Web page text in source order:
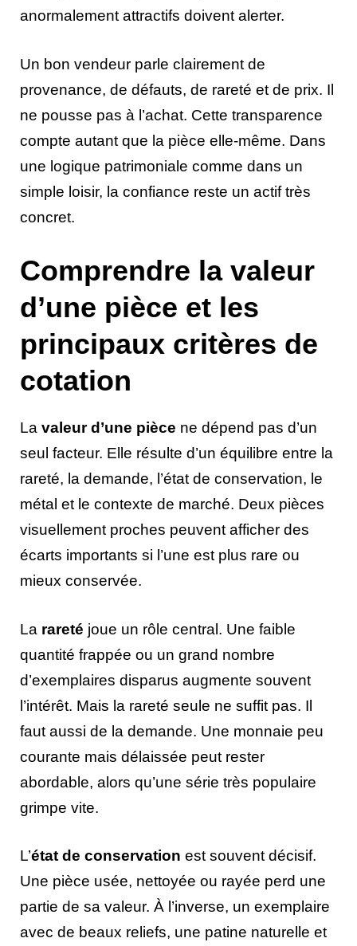
anormalement attractifs doivent alerter.
Un bon vendeur parle clairement de
provenance, de défauts, de rareté et de prix. Il
ne pousse pas à l’achat. Cette transparence
compte autant que la pièce elle-même. Dans
une logique patrimoniale comme dans un
simple loisir, la confiance reste un actif très
concret.
Comprendre la valeur
d’une pièce et les
principaux critères de
cotation
La valeur d’une pièce ne dépend pas d’un
seul facteur. Elle résulte d’un équilibre entre la
rareté, la demande, l’état de conservation, le
métal et le contexte de marché. Deux pièces
visuellement proches peuvent afficher des
écarts importants si l’une est plus rare ou
mieux conservée.
La rareté joue un rôle central. Une faible
quantité frappée ou un grand nombre
d’exemplaires disparus augmente souvent
l’intérêt. Mais la rareté seule ne suffit pas. Il
faut aussi de la demande. Une monnaie peu
courante mais délaissée peut rester
abordable, alors qu’une série très populaire
grimpe vite.
L’état de conservation est souvent décisif.
Une pièce usée, nettoyée ou rayée perd une
partie de sa valeur. À l’inverse, un exemplaire
avec de beaux reliefs, une patine naturelle et